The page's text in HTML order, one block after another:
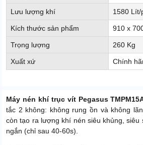
Lưu lượng khí 1580 Lít/
Kích thước sản phẩm 910 x
Trọng lượng 260 Kg
Xuất xứ Chính
Máy nén khí trục vít Pegasus
tắc 2 không: không rung ồn và không
còn tạo ra lượng khí nén siêu khủng, siêu
ngắn (chỉ sau 40-60s).